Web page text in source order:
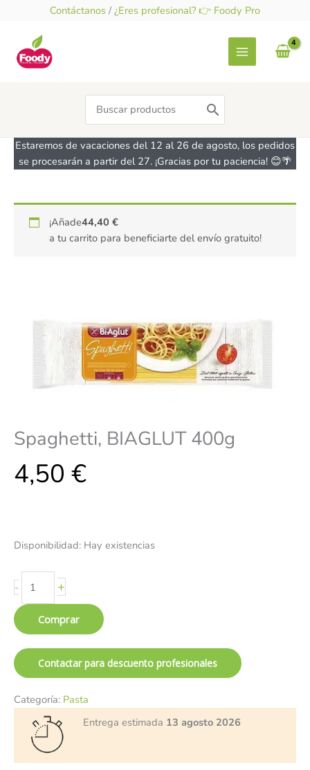
contenido
Contáctanos / ¿Eres profesional? 👉 Foody Pro
Search
for:
Estaremos de vacaciones del 12 al 26 de agosto, los pedidos
se procesarán a partir del 27. ¡Gracias por tu paciencia! 😊🌴
¡Añade44,40€
a tu carrito para beneficiarte del envío gratuito!
Spaghetti, BIAGLUT 400g
4,50 €
Disponibilidad: Hay existencias
-
Spaghetti,
BIAGLUT
+
Comprar
Contactar para descuento profesionales
Categoría: Pasta
Entrega estimada 13 agosto 2026